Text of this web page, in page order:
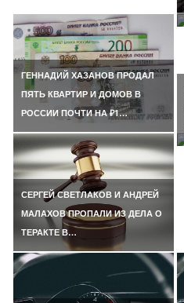
ГЕННАДИЙ ХАЗАНОВ ПРОДАЛ
ПЯТЬ КВАРТИР И ДОМОВ В
РОССИИ ПОЧТИ НА ₽1…
СЕРГЕЙ СВЕТЛАКОВ И АНДРЕЙ
МАЛАХОВ ПРОПАЛИ ИЗ ДЕЛА О
ТЕРАКТЕ В…